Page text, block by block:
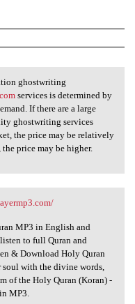
ghostwriting
services is determined by
If there are a large
ghostwriting services
the price may be relatively
price may be higher.
MP3 in English and
to full Quran and
& Download Holy Quran
with the divine words,
of the Holy Quran (Koran) -
MP3.